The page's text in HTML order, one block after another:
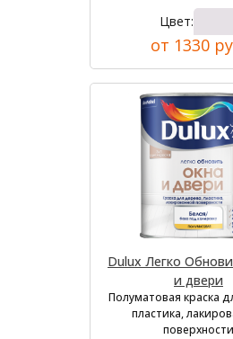
Цвет:
от 1330
Dulux Легко
и двери
Полуматовая краска
пластика,
поверхности